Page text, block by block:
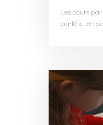
Les cours
parlé ici en